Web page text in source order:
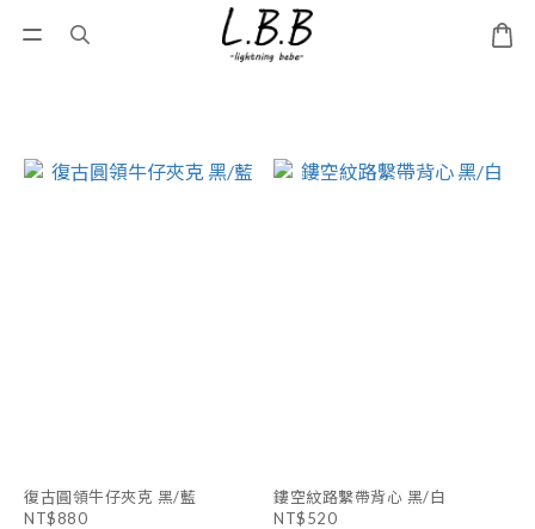
復古圓領牛仔夾克 黑/藍
NT$880
鏤空紋路繫帶背心 黑/白
NT$520